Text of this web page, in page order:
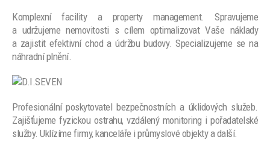
Komplexní facility a property management. Spravujeme
a udržujeme nemovitosti s cílem optimalizovat Vaše náklady
a zajistit efektivní chod a údržbu budovy. Specializujeme se na
náhradní plnění.
Profesionální poskytovatel bezpečnostních a úklidových služeb.
Zajišťujeme fyzickou ostrahu, vzdálený monitoring i pořadatelské
služby. Uklízíme firmy, kanceláře i průmyslové objekty a další.